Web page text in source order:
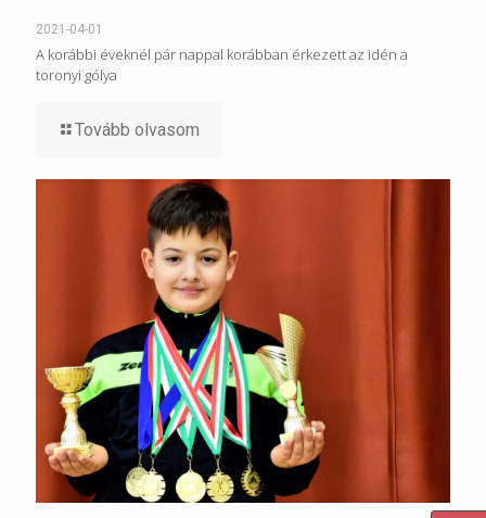
2021-04-01
A korábbi éveknél pár nappal korábban érkezett az idén a
toronyi gólya
Tovább olvasom